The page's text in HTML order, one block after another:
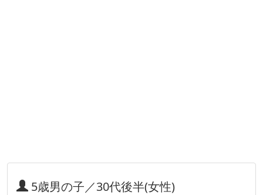
5歳男の子／30代後半(女性)